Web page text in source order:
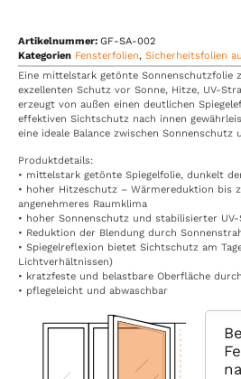
Artikelnummer: GF-SA-002
Kategorien Fensterfolien, Sicherheitsfolien
Eine mittelstark getönte Sonnenschutzfolie
exzellenten Schutz vor Sonne, Hitze, UV-
erzeugt von außen einen deutlichen
effektiven Sichtschutz nach innen
eine ideale Balance zwischen Sonnenschutz
Produktdetails:
• mittelstark getönte Spiegelfolie, dunkelt
• hoher Hitzeschutz – Wärmereduktion bis
angenehmeres Raumklima
• hoher Sonnenschutz und stabilisierter
• Reduktion der Blendung durch
• Spiegelreflexion bietet Sichtschutz am
Lichtverhältnissen)
• kratzfeste und belastbare Oberfläche
• pflegeleicht und abwaschbar